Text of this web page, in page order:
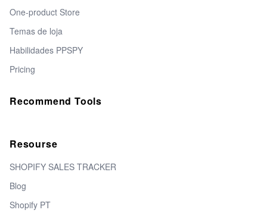
One-product Store
Temas de loja
Habilidades PPSPY
Pricing
Recommend Tools
Resourse
SHOPIFY SALES TRACKER
Blog
Shopify PT